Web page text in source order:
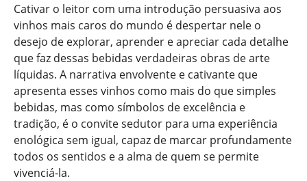
Cativar o leitor com uma introdução persuasiva aos
vinhos mais caros do mundo é despertar nele o
desejo de explorar, aprender e apreciar cada detalhe
que faz dessas bebidas verdadeiras obras de arte
líquidas. A narrativa envolvente e cativante que
apresenta esses vinhos como mais do que simples
bebidas, mas como símbolos de excelência e
tradição, é o convite sedutor para uma experiência
enológica sem igual, capaz de marcar profundamente
todos os sentidos e a alma de quem se permite
vivenciá-la.